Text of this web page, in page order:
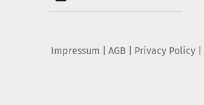
Impressum AGB Privacy Policy|